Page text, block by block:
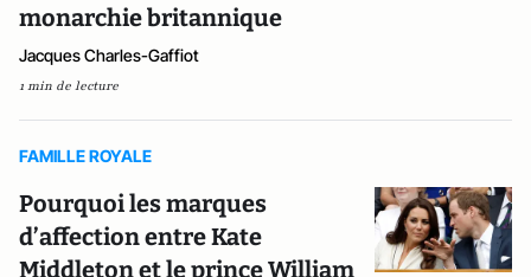
monarchie britannique
Jacques Charles-Gaffiot
1 min de lecture
FAMILLE ROYALE
Pourquoi les marques
d’affection entre Kate
Middleton et le prince William